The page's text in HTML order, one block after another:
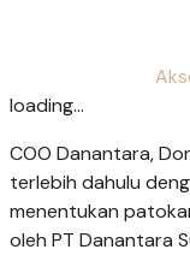
loading...
COO Danantara,
terlebih dahulu
menentukan
oleh PT Danantara